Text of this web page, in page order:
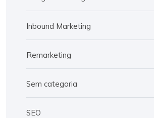
Inbound Marketing
Remarketing
Sem categoria
SEO